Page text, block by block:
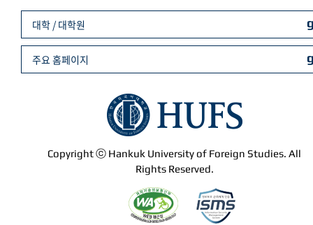
Copyright ⓒ Hankuk University of Foreign Studies. All
Rights Reserved.
대학 / 대학원
주요 홈페이지